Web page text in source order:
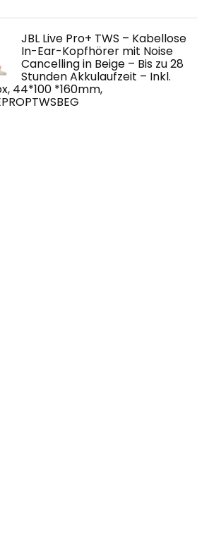
JBL Live Pro+ TWS – Kabellose
In-Ear-Kopfhörer mit Noise
Cancelling in Beige – Bis zu 28
Stunden Akkulaufzeit – Inkl.
44*100 *160mm,